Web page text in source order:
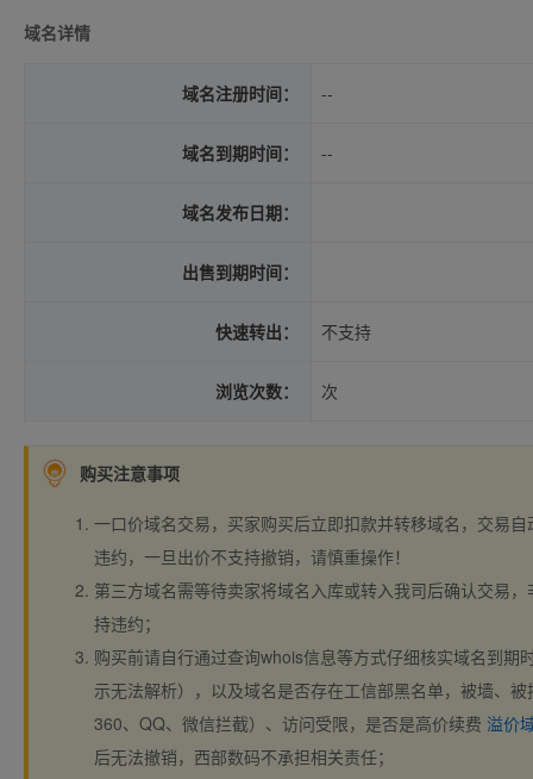
域名详情
域名注册时间： --
域名到期时间： --
域名发布日期：
出售到期时间：
快速转出： 不支持
浏览次数： 次
购买注意事项
一口价域名交易，买家购买后立即扣款并转移域名，交易
违约，一旦出价不支持撤销，请慎重操作！
第三方域名需等待卖家将域名入库或转入我司后确认交易
持违约；
购买前请自行通过查询whois信息等方式仔细核实域名到期
示无法解析），以及域名是否存在工信部黑名单，被墙、
360、QQ、微信拦截）、访问受限，是否是高价续费 溢价
后无法撤销，西部数码不承担相关责任；